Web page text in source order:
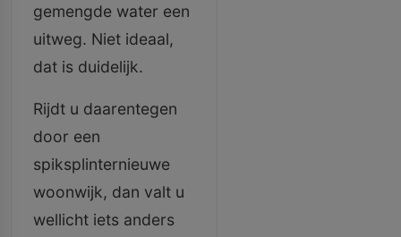
gemengde water een
uitweg. Niet ideaal,
dat is duidelijk.
Rijdt u daarentegen
door een
spiksplinternieuwe
woonwijk, dan valt u
wellicht iets anders